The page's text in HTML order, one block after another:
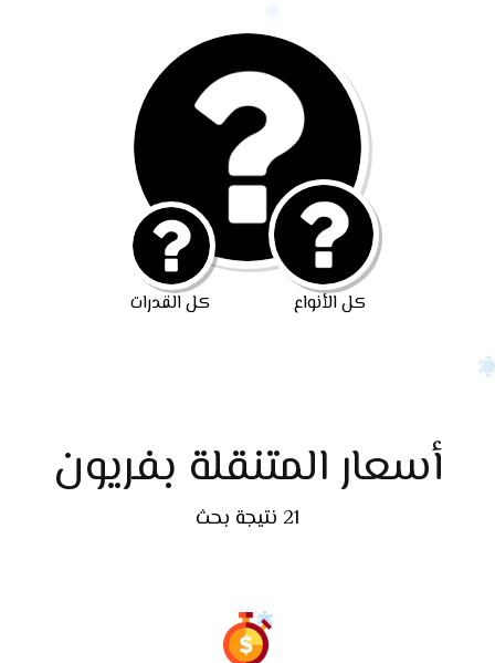
كل القدرات كل الأنواع
أسعار المتنقلة بفريون
21 نتيجة بحث